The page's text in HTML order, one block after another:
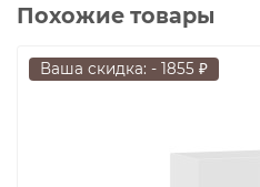
Похожие товары
Ваша скидка: - 1855 ₽